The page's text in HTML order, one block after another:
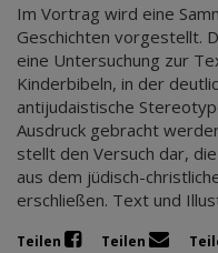
Im Vortrag wird eine
Geschichten vorgestellt.
eine Untersuchung zur
Kinderbibeln, in der
antijudaistische
Ausdruck gebracht
stellt den Versuch dar,
aus dem jüdisch-
erschließen. Text und
Teilen Teilen